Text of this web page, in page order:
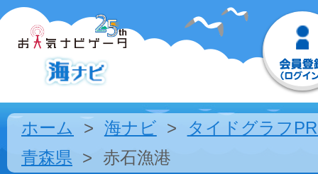
ホーム 海ナビ
タイドグラフ
青森県
赤石漁港